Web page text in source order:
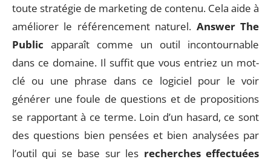
toute stratégie de marketing de contenu. Cela aide à
améliorer le référencement naturel. Answer The
Public apparaît comme un outil incontournable
dans ce domaine. Il suffit que vous entriez un mot-
clé ou une phrase dans ce logiciel pour le voir
générer une foule de questions et de propositions
se rapportant à ce terme. Loin d’un hasard, ce sont
des questions bien pensées et bien analysées par
l’outil qui se base sur les recherches effectuées